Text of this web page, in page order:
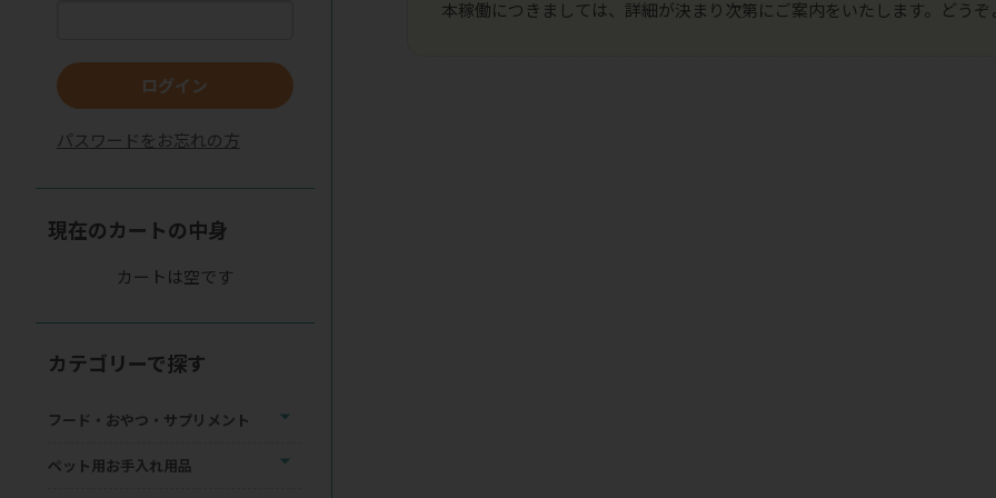
本稼働につきましては、詳細が決まり次第にご案内をいたします。どうぞ
ログイン
パスワードをお忘れの方
現在のカートの中身
カートは空です
カテゴリーで探す
フード・おやつ・サプリメント
ペット用お手入れ用品